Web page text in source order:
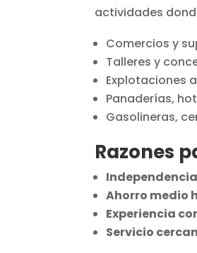
actividades
Comercios y
Talleres y
Explotaciones
Panaderías,
Gasolineras,
Razones
Ahorro medio
Experiencia
Servicio